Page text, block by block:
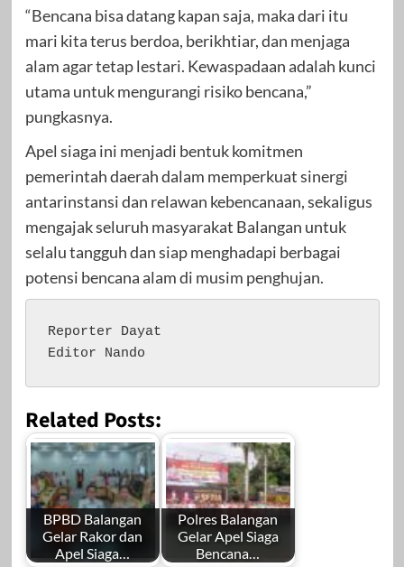
“Bencana bisa datang kapan saja, maka dari itu
mari kita terus berdoa, berikhtiar, dan menjaga
alam agar tetap lestari. Kewaspadaan adalah kunci
utama untuk mengurangi risiko bencana,”
pungkasnya.
Apel siaga ini menjadi bentuk komitmen
pemerintah daerah dalam memperkuat sinergi
antarinstansi dan relawan kebencanaan, sekaligus
mengajak seluruh masyarakat Balangan untuk
selalu tangguh dan siap menghadapi berbagai
potensi bencana alam di musim penghujan.
Reporter Dayat
Editor Nando
Related Posts:
BPBD Balangan
Gelar Rakor dan
Apel Siaga…
Polres Balangan
Gelar Apel Siaga
Bencana…